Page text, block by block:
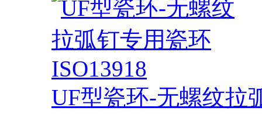
UF型瓷环-无螺纹拉